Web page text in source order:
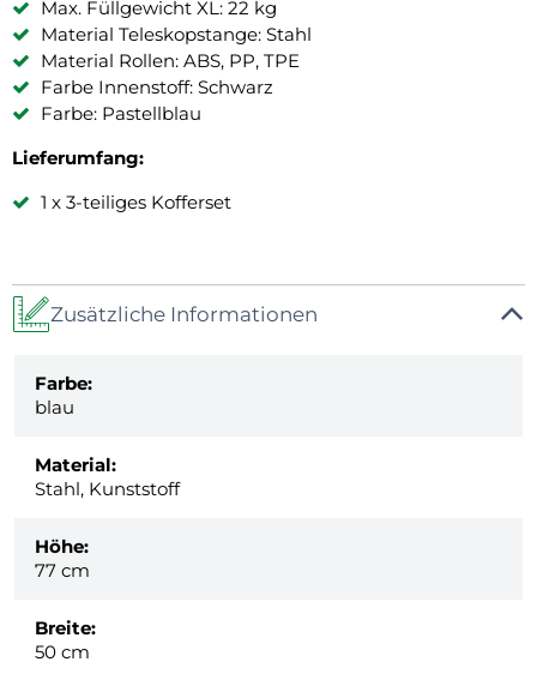
Max. Füllgewicht XL: 22 kg
Material Teleskopstange: Stahl
Material Rollen: ABS, PP, TPE
Farbe Innenstoff: Schwarz
Farbe: Pastellblau
Lieferumfang:
1 x 3-teiliges Kofferset
Zusätzliche Informationen
Farbe:
blau
Material:
Stahl, Kunststoff
Höhe:
77 cm
Breite:
50 cm